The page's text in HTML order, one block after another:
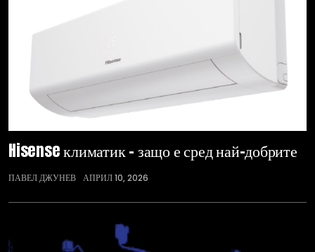
Hisense климатик – защо е сред най-добрите
ПАВЕЛ ДЖУНЕВ АПРИЛ 10, 2026